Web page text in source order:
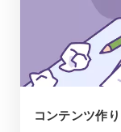
コンテンツ作